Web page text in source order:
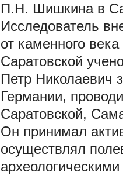
П.Н. Шишкина в
Исследователь
от каменного
Саратовской
Петр Николаевич
Германии,
Саратовской,
Он принимал
осуществлял